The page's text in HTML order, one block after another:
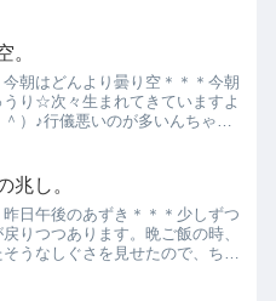
『おやつや～！』♪♪♪包帯も取
完治！だったら良か...
。
今朝はどんより曇り空＊＊＊今朝
うり☆次々生まれてきていますよ
＾）♪行儀悪いのが多いんちゃ
たね（＾＾）/おっ、来るの？
しょ！この後は、ガ...
兆し。
昨日午後のあずき＊＊＊少しずつ
りつつあります。晩ご飯の時、
そうなしぐさを見せたので、ちょ